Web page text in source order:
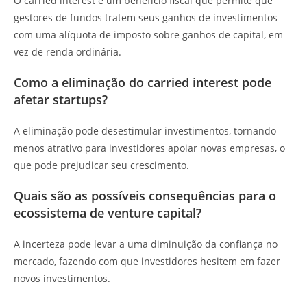
gestores de fundos tratem seus ganhos de investimentos
com uma alíquota de imposto sobre ganhos de capital, em
vez de renda ordinária.
Como a eliminação do carried interest pode
afetar startups?
A eliminação pode desestimular investimentos, tornando
menos atrativo para investidores apoiar novas empresas, o
que pode prejudicar seu crescimento.
Quais são as possíveis consequências para o
ecossistema de venture capital?
A incerteza pode levar a uma diminuição da confiança no
mercado, fazendo com que investidores hesitem em fazer
novos investimentos.